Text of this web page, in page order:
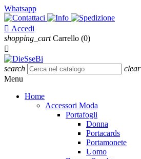
Whatsapp
 Accedi
shopping_cart Carrello (0)

search
clear
Menu
Home
Accessori Moda
Portafogli
Donna
Portacards
Portamonete
Uomo